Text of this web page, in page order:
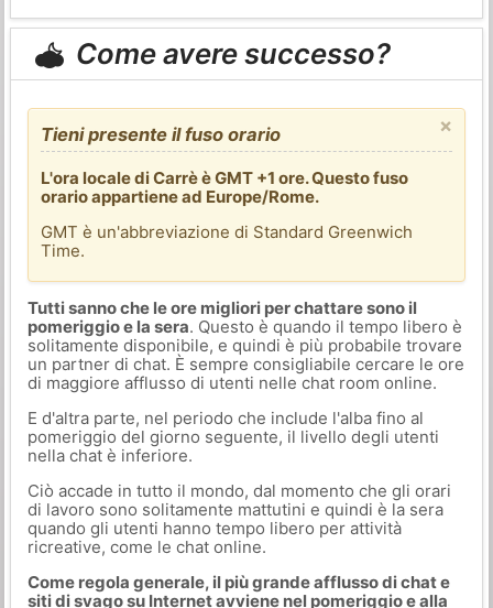
Come avere successo?
×
Tieni presente il fuso orario
L'ora locale di Carrè è GMT +1 ore. Questo fuso
orario appartiene ad Europe/Rome.
GMT è un'abbreviazione di Standard Greenwich
Time.
Tutti sanno che le ore migliori per chattare sono il
pomeriggio e la sera. Questo è quando il tempo libero è
solitamente disponibile, e quindi è più probabile trovare
un partner di chat. È sempre consigliabile cercare le ore
di maggiore afflusso di utenti nelle chat room online.
E d'altra parte, nel periodo che include l'alba fino al
pomeriggio del giorno seguente, il livello degli utenti
nella chat è inferiore.
Ciò accade in tutto il mondo, dal momento che gli orari
di lavoro sono solitamente mattutini e quindi è la sera
quando gli utenti hanno tempo libero per attività
ricreative, come le chat online.
Come regola generale, il più grande afflusso di chat e
siti di svago su Internet avviene nel pomeriggio e alla